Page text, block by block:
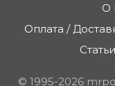
О
Оплата /
© 1995-2026